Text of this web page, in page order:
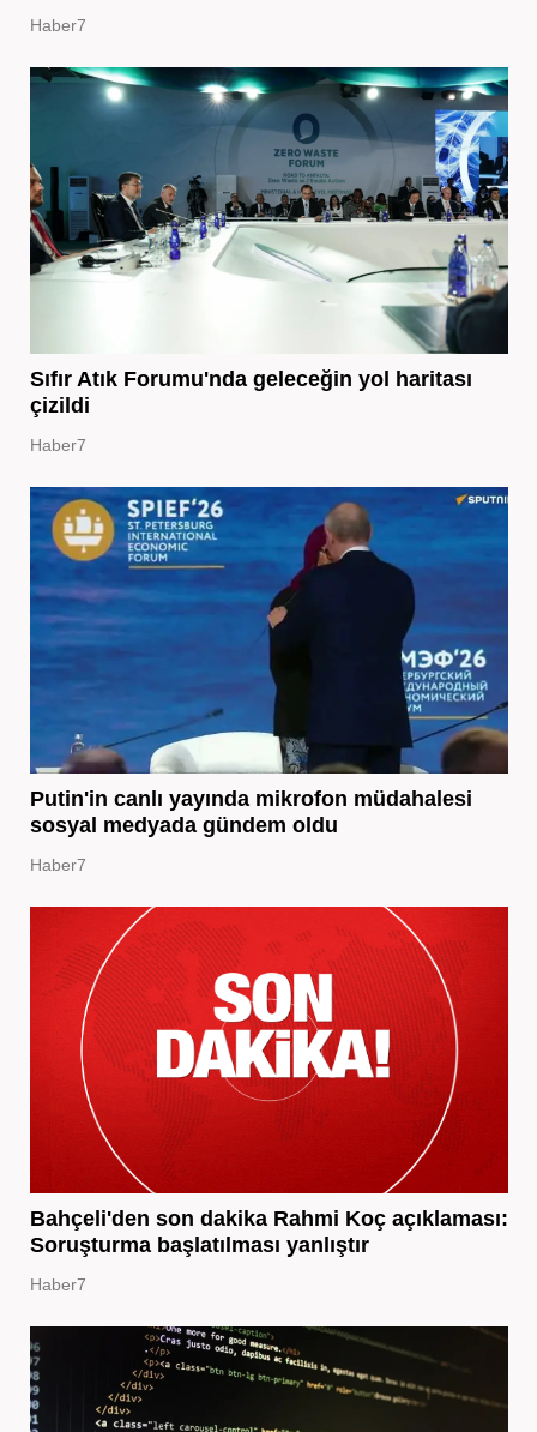
Haber7
Sıfır Atık Forumu'nda geleceğin yol haritası
çizildi
Haber7
Putin'in canlı yayında mikrofon müdahalesi
sosyal medyada gündem oldu
Haber7
Bahçeli'den son dakika Rahmi Koç açıklaması:
Soruşturma başlatılması yanlıştır
Haber7